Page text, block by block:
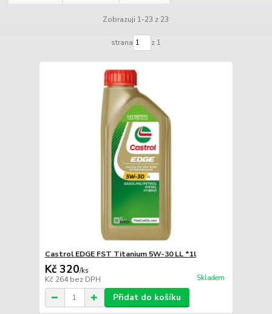
Zobrazuji 1-23 z 23
strana z 1
Castrol EDGE FST Titanium 5W-30 LL *1l
Kč 320/ks
Kč 264bez DPH Skladem
Přidat do košíku